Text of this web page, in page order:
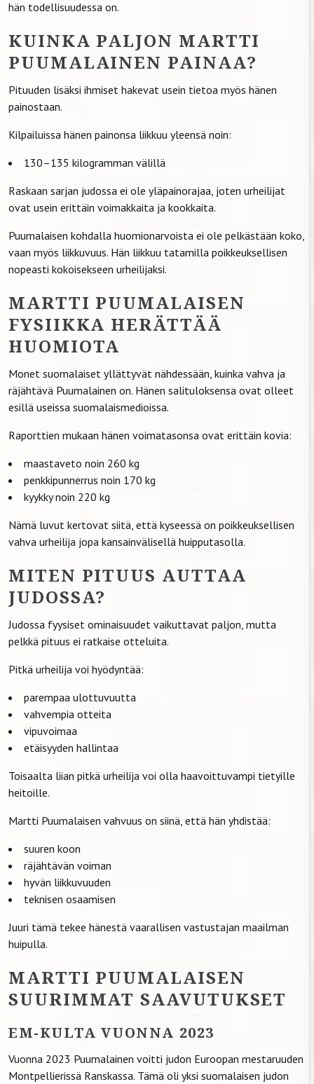
hän todellisuudessa on.
KUINKA PALJON MARTTI
PUUMALAINEN PAINAA?
Pituuden lisäksi ihmiset hakevat usein tietoa myös hänen
painostaan.
Kilpailuissa hänen painonsa liikkuu yleensä noin:
130–135 kilogramman välillä
Raskaan sarjan judossa ei ole yläpainorajaa, joten urheilijat
ovat usein erittäin voimakkaita ja kookkaita.
Puumalaisen kohdalla huomionarvoista ei ole pelkästään koko,
vaan myös liikkuvuus. Hän liikkuu tatamilla poikkeuksellisen
nopeasti kokoisekseen urheilijaksi.
MARTTI PUUMALAISEN
FYSIIKKA HERÄTTÄÄ
HUOMIOTA
Monet suomalaiset yllättyvät nähdessään, kuinka vahva ja
räjähtävä Puumalainen on. Hänen salituloksensa ovat olleet
esillä useissa suomalaismedioissa.
Raporttien mukaan hänen voimatasonsa ovat erittäin kovia:
maastaveto noin 260 kg
penkkipunnerrus noin 170 kg
kyykky noin 220 kg
Nämä luvut kertovat siitä, että kyseessä on poikkeuksellisen
vahva urheilija jopa kansainvälisellä huipputasolla.
MITEN PITUUS AUTTAA
JUDOSSA?
Judossa fyysiset ominaisuudet vaikuttavat paljon, mutta
pelkkä pituus ei ratkaise otteluita.
Pitkä urheilija voi hyödyntää:
parempaa ulottuvuutta
vahvempia otteita
vipuvoimaa
etäisyyden hallintaa
Toisaalta liian pitkä urheilija voi olla haavoittuvampi tietyille
heitoille.
Martti Puumalaisen vahvuus on siinä, että hän yhdistää:
suuren koon
räjähtävän voiman
hyvän liikkuvuuden
teknisen osaamisen
Juuri tämä tekee hänestä vaarallisen vastustajan maailman
huipulla.
MARTTI PUUMALAISEN
SUURIMMAT SAAVUTUKSET
EM-KULTA VUONNA 2023
Vuonna 2023 Puumalainen voitti judon Euroopan mestaruuden
Montpellierissä Ranskassa. Tämä oli yksi suomalaisen judon